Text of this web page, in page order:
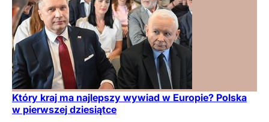
Który kraj ma najlepszy wywiad w Europie? Polska
w pierwszej dziesiątce